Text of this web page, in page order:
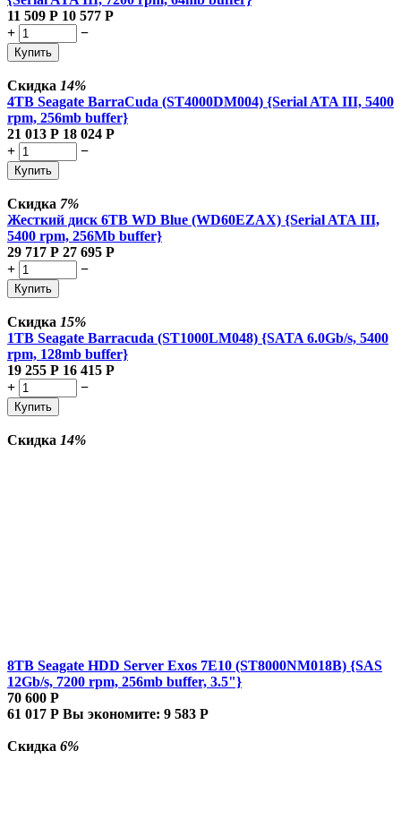
11 509 Р 10 577 Р
+
−
Купить
Скидка 14%
4TB Seagate BarraCuda (ST4000DM004) {Serial ATA III, 5400
rpm, 256mb buffer}
21 013 Р 18 024 Р
+
−
Купить
Скидка 7%
Жесткий диск 6TB WD Blue (WD60EZAX) {Serial ATA III,
5400 rpm, 256Mb buffer}
29 717 Р 27 695 Р
+
−
Купить
Скидка 15%
1TB Seagate Barracuda (ST1000LM048) {SATA 6.0Gb/s, 5400
rpm, 128mb buffer}
19 255 Р 16 415 Р
+
−
Купить
Скидка 14%
8TB Seagate HDD Server Exos 7E10 (ST8000NM018B) {SAS
12Gb/s, 7200 rpm, 256mb buffer, 3.5"}
70 600 Р
61 017 Р Вы экономите: 9 583 Р
Скидка 6%